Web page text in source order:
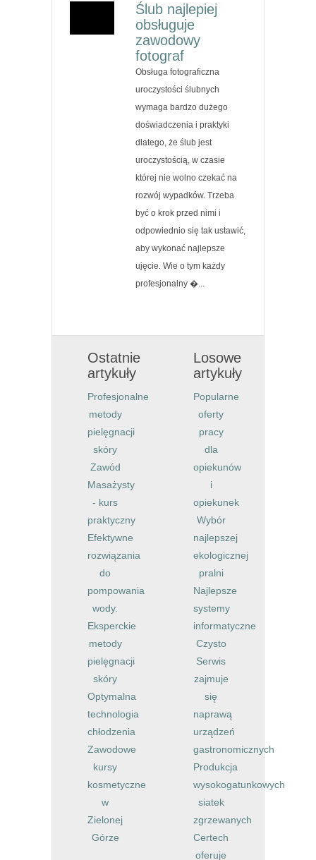
Ślub najlepiej
obsługuje
zawodowy
fotograf
Obsługa fotograficzna
uroczystości ślubnych
wymaga bardzo dużego
doświadczenia i praktyki
dlatego, że ślub jest
uroczystością, w czasie
której nie wolno czekać na
rozwój wypadków. Trzeba
być o krok przed nimi i
odpowiednio się tak ustawić,
aby wykonać najlepsze
ujęcie. Wie o tym każdy
profesjonalny �...
Ostatnie
artykuły
Profesjonalne
metody
pielęgnacji
skóry
Zawód
Masażysty
- kurs
praktyczny
Efektywne
rozwiązania
do
pompowania
wody.
Eksperckie
metody
pielęgnacji
skóry
Optymalna
technologia
chłodzenia
Zawodowe
kursy
kosmetyczne
w
Zielonej
Górze
Losowe
artykuły
Popularne
oferty
pracy
dla
opiekunów
i
opiekunek
Wybór
najlepszej
ekologicznej
pralni
Najlepsze
systemy
informatyczne
Czysto
Serwis
zajmuje
się
naprawą
urządzeń
gastronomicznych
Produkcja
wysokogatunkowych
siatek
zgrzewanych
Certech
oferuje